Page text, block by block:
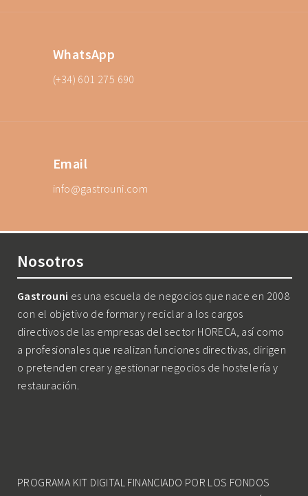
WhatsApp
(+34) 601 275 690
Email
info@gastrouni.com
Nosotros
Gastrouni es una escuela de negocios que nace en 2008
con el objetivo de formar y reciclar a los cargos
directivos de las empresas del sector HORECA, así como
a profesionales que realizan funciones directivas, dirigen
o pretenden crear y gestionar negocios de hostelería y
restauración.
PROGRAMA KIT DIGITAL FINANCIADO POR LOS FONDOS